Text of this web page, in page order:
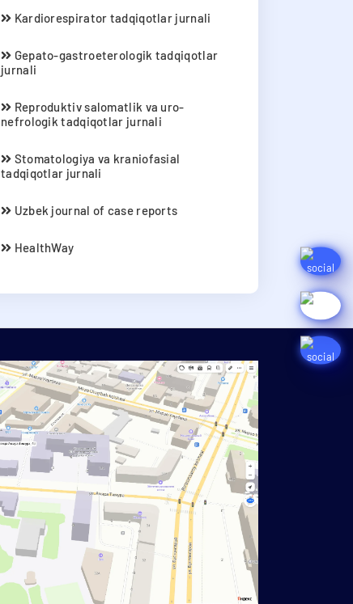
Kardiorespirator tadqiqotlar jurnali
Gepato-gastroeterologik tadqiqotlar
jurnali
Reproduktiv salomatlik va uro-
nefrologik tadqiqotlar jurnali
Stomatologiya va kraniofasial
tadqiqotlar jurnali
Uzbek journal of case reports
HealthWay